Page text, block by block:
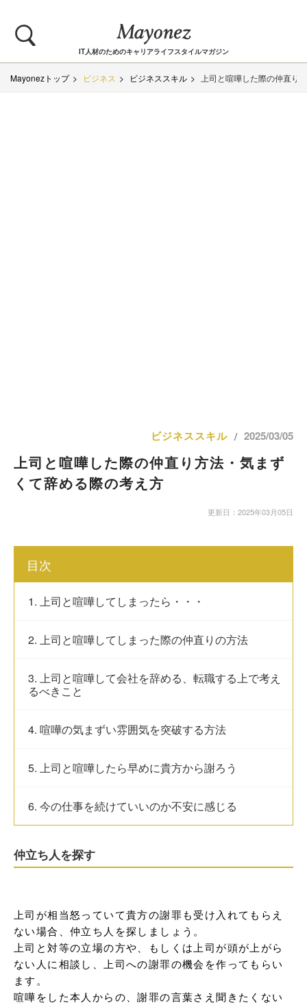
IT人材のためのキャリアライフスタイルマガジン
Mayonezトップ ビジネス ビジネススキル 上司と喧嘩した際の仲直り
ビジネススキル / 2025/03/05
上司と喧嘩した際の仲直り方法・気まず
くて辞める際の考え方
更新日：2025年03月05日
目次
1. 上司と喧嘩してしまったら・・・
2. 上司と喧嘩してしまった際の仲直りの方法
3. 上司と喧嘩して会社を辞める、転職する上で考え
るべきこと
4. 喧嘩の気まずい雰囲気を突破する方法
5. 上司と喧嘩したら早めに貴方から謝ろう
6. 今の仕事を続けていいのか不安に感じる
仲立ち人を探す
上司が相当怒っていて貴方の謝罪も受け入れてもらえ
ない場合、仲立ち人を探しましょう。
上司と対等の立場の方や、もしくは上司が頭が上がら
ない人に相談し、上司への謝罪の機会を作ってもらい
ます。
喧嘩をした本人からの、謝罪の言葉さえ聞きたくない